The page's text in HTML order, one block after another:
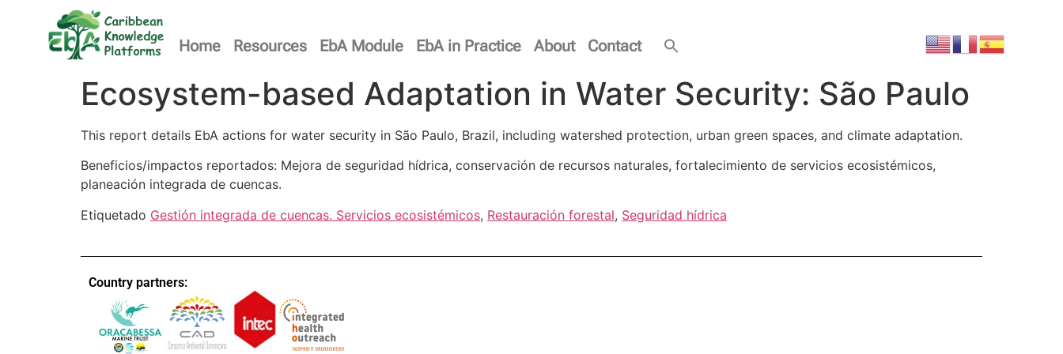
Home Resources EbA Module EbA in Practice About Contact
Ecosystem-based Adaptation in Water Security: São Paulo
This report details EbA actions for water security in São Paulo, Brazil, including watershed protection, urban green spaces, and climate adaptation.
Beneficios/impactos reportados: Mejora de seguridad hídrica, conservación de recursos naturales, fortalecimiento de servicios ecosistémicos,
planeación integrada de cuencas.
Etiquetado Gestión integrada de cuencas. Servicios ecosistémicos, Restauración forestal, Seguridad hídrica
Country partners: